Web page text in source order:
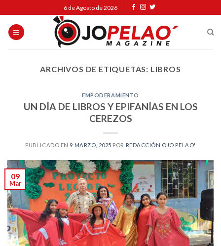
to
content
6 de Agosto de 2026
ARCHIVOS DE ETIQUETAS: LIBROS
EMPODERAMIENTO
UN DÍA DE LIBROS Y EPIFANÍAS EN LOS
CEREZOS
PUBLICADO EN 9 MARZO, 2025 POR REDACCIÓN OJO PELAO'
09
Mar